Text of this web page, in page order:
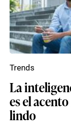
La
es el
lindo
Trends